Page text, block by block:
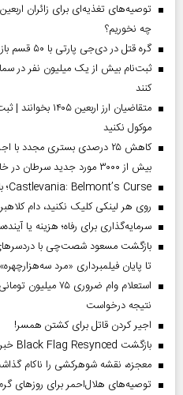
چه نخوریم؟
گره قتل در دی‌جی پارتی با ۵۰ قسم باز می‌شود
ثبت‌نام بیش از یک میلیون نفر در
کنند
متقاضیان ارز
موکول نکنید
کاهش ۲۵ درصدی بستری مجدد
بیش از ۳۰۰۰ مورد جدید سرطان در خانواده بیماران
Castlevania: Belmont’s Curse؛ بازگشت باشکوه شکارچیان خون‌آشام
روی هر لینکی کلیک نکنید، دام
سرمایه‌گذاری برای رفاه؛ هزینه یا
بازگشت مسعود شصت‌چی با دردسر‌های
تا پایان فیلمبرداری «مرد سه‌هزارچهره»
استعلام وام
نتیجه درخواست
اجیر کردن قاتل برای کشتن همسر!
بازگشت Black Flag Resynced خبری جذاب برای دوستداران بازی
معجزه، نقشه شوهرکشی را ناکام
توصیه‌های هلال‌احمر برای روز‌های